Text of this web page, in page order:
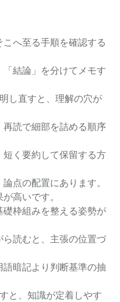
へ至る手順を確認する
結論」を分けてメモす
し直すと、理解の穴が
読で細部を詰める順序
く要約して保留する方
点の配置にあります。
高いです。
枠組みを整える姿勢が
読むと、主張の位置づ
暗記より判断基準の抽
と、知識が定着しやす